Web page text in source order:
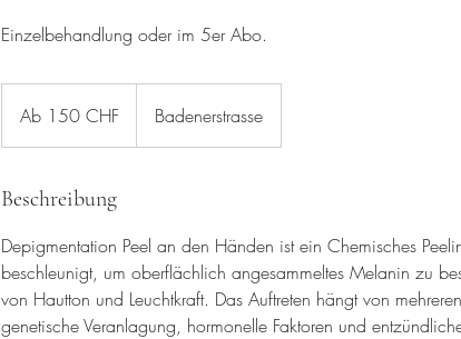
Einzelbehandlung oder im 5er Abo.
Schweizer
Ab 150 CHF Badenerstrasse
Beschreibung
Depigmentation Peel an den Händen ist ein Chemisches
beschleunigt, um oberflächlich angesammeltes Melanin zu
von Hautton und Leuchtkraft. Das Auftreten hängt von
genetische Veranlagung, hormonelle Faktoren und